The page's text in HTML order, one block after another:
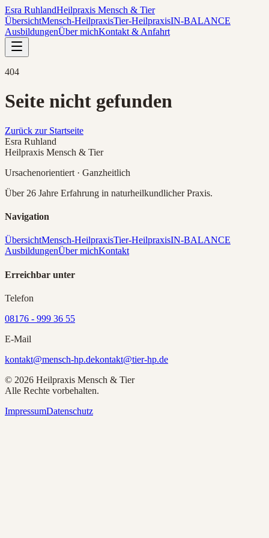
Esra RuhlandHeilpraxis Mensch & Tier
ÜbersichtMensch-HeilpraxisTier-HeilpraxisIN-BALANCE
AusbildungenÜber michKontakt & Anfahrt
404
Seite nicht gefunden
Zurück zur Startseite
Esra Ruhland
Heilpraxis Mensch & Tier
Ursachenorientiert · Ganzheitlich
Über 26 Jahre Erfahrung in naturheilkundlicher Praxis.
Navigation
ÜbersichtMensch-HeilpraxisTier-HeilpraxisIN-BALANCE
AusbildungenÜber michKontakt
Erreichbar unter
Telefon
08176 - 999 36 55
E-Mail
kontakt@mensch-hp.dekontakt@tier-hp.de
© 2026 Heilpraxis Mensch & Tier
Alle Rechte vorbehalten.
ImpressumDatenschutz